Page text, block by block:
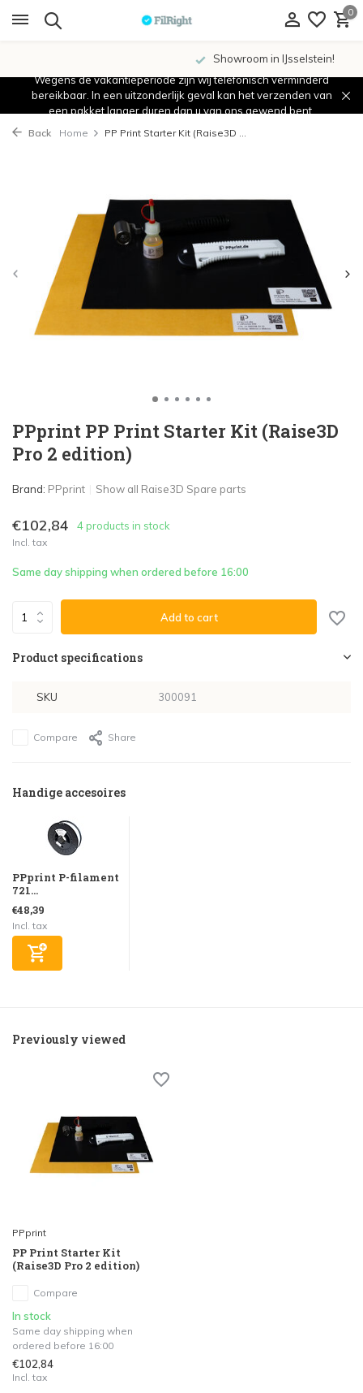
0
Showroom in IJsselstein!
Wegens de vakantieperiode zijn wij telefonisch verminderd
bereikbaar. In een uitzonderlijk geval kan het verzenden van
een pakket langer duren dan u van ons gewend bent.
Back Home PP Print Starter Kit (Raise3D ...
PPprint PP Print Starter Kit (Raise3D
Pro 2 edition)
Brand: PPprint Show all Raise3D Spare parts
€102,84 4 products in stock
Incl. tax
Same day shipping when ordered before 16:00
Add to cart
Product specifications
SKU 300091
Compare Share
Handige accesoires
PPprint P-filament
721...
€48,39
Incl. tax
Previously viewed
PPprint
PP Print Starter Kit
(Raise3D Pro 2 edition)
Compare
In stock
Same day shipping when
ordered before 16:00
€102,84
Incl. tax